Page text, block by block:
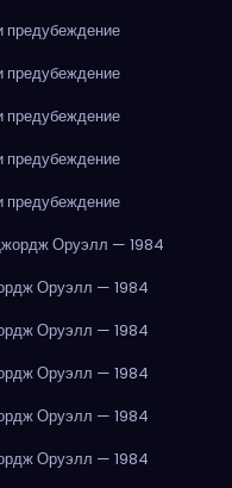
предубеждение
предубеждение
предубеждение
предубеждение
предубеждение
Оруэлл — 1984
Оруэлл — 1984
Оруэлл — 1984
Оруэлл — 1984
Оруэлл — 1984
Оруэлл — 1984